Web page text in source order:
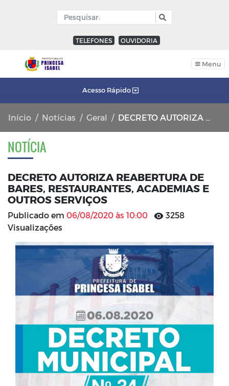
TELEFONES OUVIDORIA
Menu
Acesso Rápido
Início Notícias Geral DECRETO AUTORIZA REABERTURA DE BARES, RESTAURANTES, ACADEMIAS E OUTROS SERVIÇOS
NOTÍCIA
DECRETO AUTORIZA REABERTURA DE
BARES, RESTAURANTES, ACADEMIAS E
OUTROS SERVIÇOS
Publicado em 06/08/2020 às 10:00
3258
Visualizações